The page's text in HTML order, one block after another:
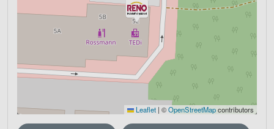
Leaflet | ©OpenStreetMapcontributors